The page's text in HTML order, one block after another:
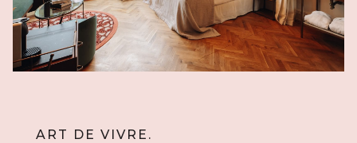
ART DE VIVRE.